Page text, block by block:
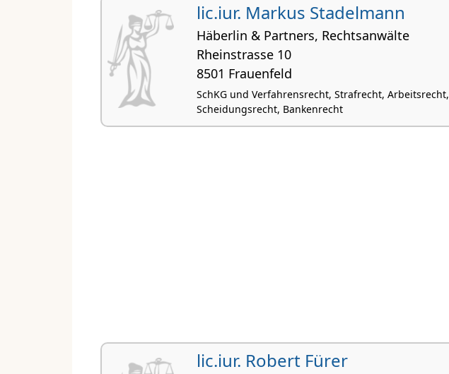
lic.iur. Markus Stadelmann
Häberlin & Partners, Rechtsanwälte
Rheinstrasse 10
8501 Frauenfeld
SchKG und Verfahrensrecht, Strafrecht, Arbeitsrecht,
Scheidungsrecht, Bankenrecht
lic.iur. Robert Fürer